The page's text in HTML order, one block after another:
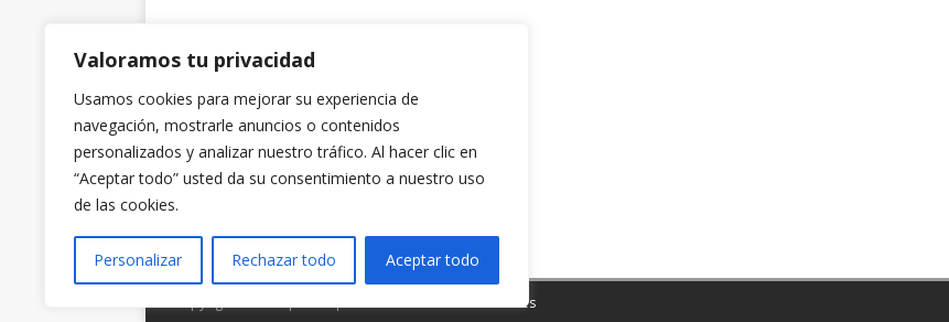
Valoramos tu privacidad
Usamos cookies para mejorar su experiencia de
navegación, mostrarle anuncios o contenidos
personalizados y analizar nuestro tráfico. Al hacer clic en
“Aceptar todo” usted da su consentimiento a nuestro uso
de las cookies.
Personalizar Rechazar todo Aceptar todo
a
c
e
b
o
k
T
w
it
te
r
MH Themes